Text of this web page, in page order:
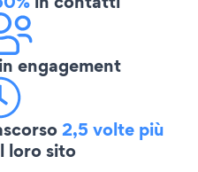
in engagement
2,5 volte più
loro sito